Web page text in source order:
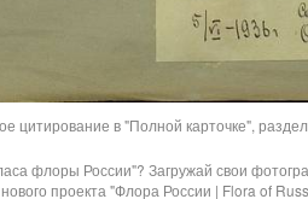
цитирование в "Полной карточке",
флоры России"? Загружай свои
проекта "Флора России | Flora of